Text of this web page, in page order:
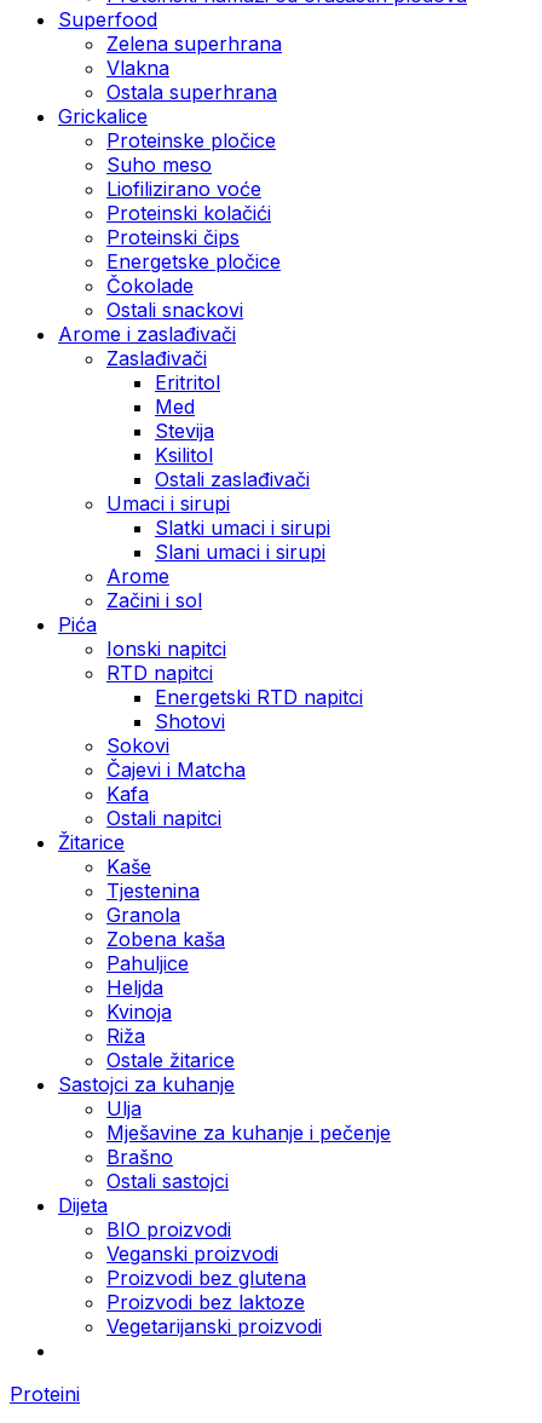
Superfood
Zelena superhrana
Vlakna
Ostala superhrana
Grickalice
Proteinske pločice
Suho meso
Liofilizirano voće
Proteinski kolačići
Proteinski čips
Energetske pločice
Čokolade
Ostali snackovi
Arome i zaslađivači
Zaslađivači
Eritritol
Med
Stevija
Ksilitol
Ostali zaslađivači
Umaci i sirupi
Slatki umaci i sirupi
Slani umaci i sirupi
Arome
Začini i sol
Pića
Ionski napitci
RTD napitci
Energetski RTD napitci
Shotovi
Sokovi
Čajevi i Matcha
Kafa
Ostali napitci
Žitarice
Kaše
Tjestenina
Granola
Zobena kaša
Pahuljice
Heljda
Kvinoja
Riža
Ostale žitarice
Sastojci za kuhanje
Ulja
Mješavine za kuhanje i pečenje
Brašno
Ostali sastojci
Dijeta
BIO proizvodi
Veganski proizvodi
Proizvodi bez glutena
Proizvodi bez laktoze
Vegetarijanski proizvodi
Proteini